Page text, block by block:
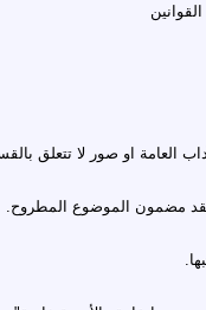
مضمون الموضوع المطروح.